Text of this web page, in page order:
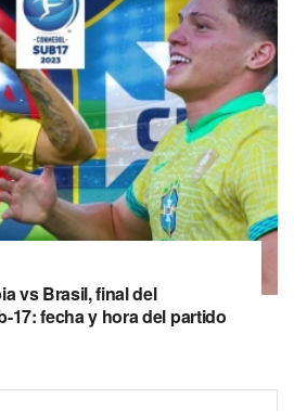
vs Brasil, final del
17: fecha y hora del partido